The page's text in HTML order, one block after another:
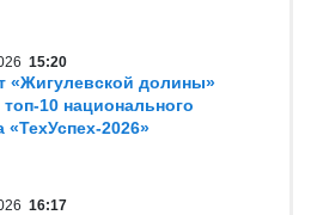
15:20
«Жигулевской долины»
10 национального
«ТехУспех-2026»
16:17